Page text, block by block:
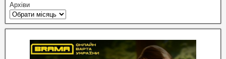
Архіви